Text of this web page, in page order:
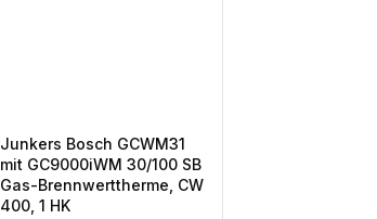
Junkers Bosch GCWM31
mit GC9000iWM 30/100 SB
Gas-Brennwerttherme, CW
400, 1 HK